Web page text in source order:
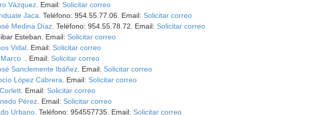
Vázquez . Email: Solicitar correo
Jaca . Teléfono: 954.55.77.06. Email: Solicitar correo
Medina Díaz . Teléfono: 954.55.78.72. Email: Solicitar correo
Esteban. Email: Solicitar correo
Vidal . Email: Solicitar correo
.
. Email: Solicitar correo
Sanclemente Ibáñez . Email: Solicitar correo
López Cabrera . Email: Solicitar correo
. Email: Solicitar correo
Pérez . Email: Solicitar correo
Urbano . Teléfono: 954557735. Email: Solicitar correo